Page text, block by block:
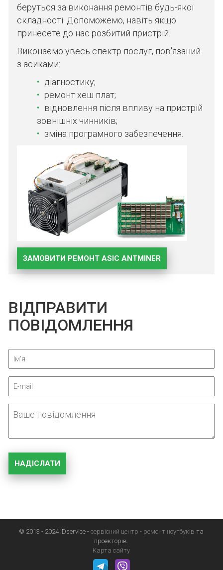
беруться за виконання ремонтів будь-якої
складності. Допоможемо, навіть якщо
принесете до нас розбитий пристрій.
Виконаємо увесь спектр послуг, пов'язаний
з асиками:
діагностику;
ремонт хеш плат;
відновлення після впливу на пристрій
зовнішніх чинників;
зміна програмного забезпечення.
ЗАМОВИТИ РЕМОНТ ASIC ANTMINER
ВІДПРАВИТИ
ПОВІДОМЛЕННЯ
© 2013 - 2024 IDservice -сервісний центр - ремонт ноутбуківта
проекторів.
Карта сайту